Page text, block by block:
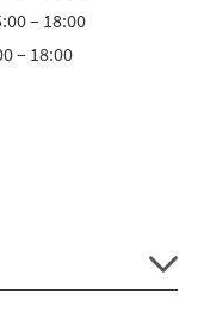
– 18:00
– 18:00